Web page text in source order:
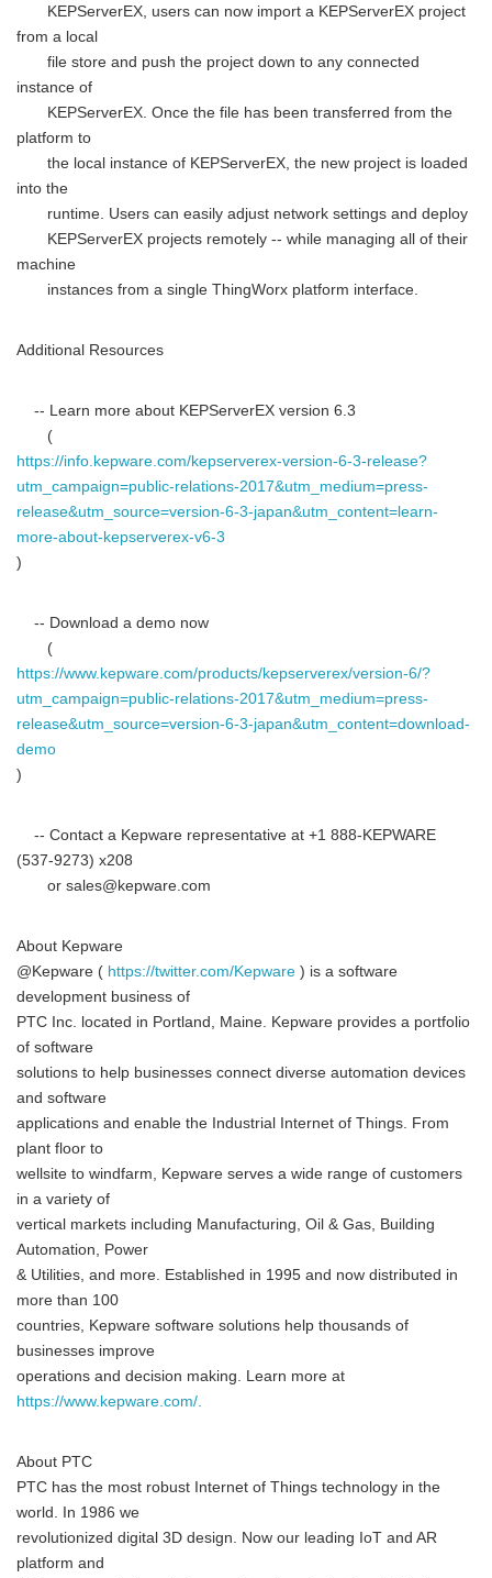
KEPServerEX, users can now import a KEPServerEX project
from a local
file store and push the project down to any connected
instance of
KEPServerEX. Once the file has been transferred from the
platform to
the local instance of KEPServerEX, the new project is loaded
into the
runtime. Users can easily adjust network settings and deploy
KEPServerEX projects remotely -- while managing all of their
machine
instances from a single ThingWorx platform interface.
Additional Resources
-- Learn more about KEPServerEX version 6.3
(
https://info.kepware.com/kepserverex-version-6-3-release?
utm_campaign=public-relations-2017&utm_medium=press-
release&utm_source=version-6-3-japan&utm_content=learn-
more-about-kepserverex-v6-3
)
-- Download a demo now
(
https://www.kepware.com/products/kepserverex/version-6/?
utm_campaign=public-relations-2017&utm_medium=press-
release&utm_source=version-6-3-japan&utm_content=download-
demo
)
-- Contact a Kepware representative at +1 888-KEPWARE
(537-9273) x208
or sales@kepware.com
About Kepware
@Kepware ( https://twitter.com/Kepware ) is a software
development business of
PTC Inc. located in Portland, Maine. Kepware provides a portfolio
of software
solutions to help businesses connect diverse automation devices
and software
applications and enable the Industrial Internet of Things. From
plant floor to
wellsite to windfarm, Kepware serves a wide range of customers
in a variety of
vertical markets including Manufacturing, Oil & Gas, Building
Automation, Power
& Utilities, and more. Established in 1995 and now distributed in
more than 100
countries, Kepware software solutions help thousands of
businesses improve
operations and decision making. Learn more at
https://www.kepware.com/.
About PTC
PTC has the most robust Internet of Things technology in the
world. In 1986 we
revolutionized digital 3D design. Now our leading IoT and AR
platform and
English